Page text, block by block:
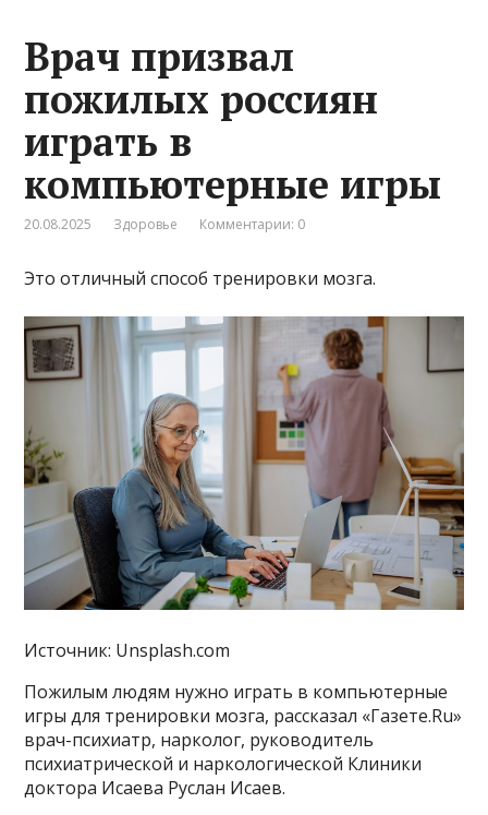
Врач призвал
пожилых россиян
играть в
компьютерные игры
20.08.2025 Здоровье Комментарии: 0
Это отличный способ тренировки мозга.
Источник: Unsplash.com
Пожилым людям нужно играть в компьютерные
игры для тренировки мозга, рассказал «Газете.Ru»
врач-психиатр, нарколог, руководитель
психиатрической и наркологической Клиники
доктора Исаева Руслан Исаев.